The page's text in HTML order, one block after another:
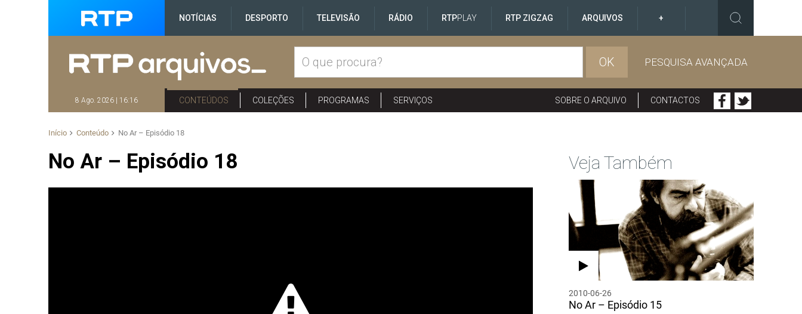
NOTÍCIAS DESPORTO TELEVISÃO RÁDIO RTPPLAY RTP ZIGZAG ARQUIVOS +
OK PESQUISA AVANÇADA
8 Ago. 2026 | 16:16 CONTEÚDOS COLEÇÕES PROGRAMAS SERVIÇOS SOBRE O ARQUIVO CONTACTOS
Início Conteúdo No Ar – Episódio 18
No Ar – Episódio 18 Veja Também
2010-06-26
No Ar – Episódio 15